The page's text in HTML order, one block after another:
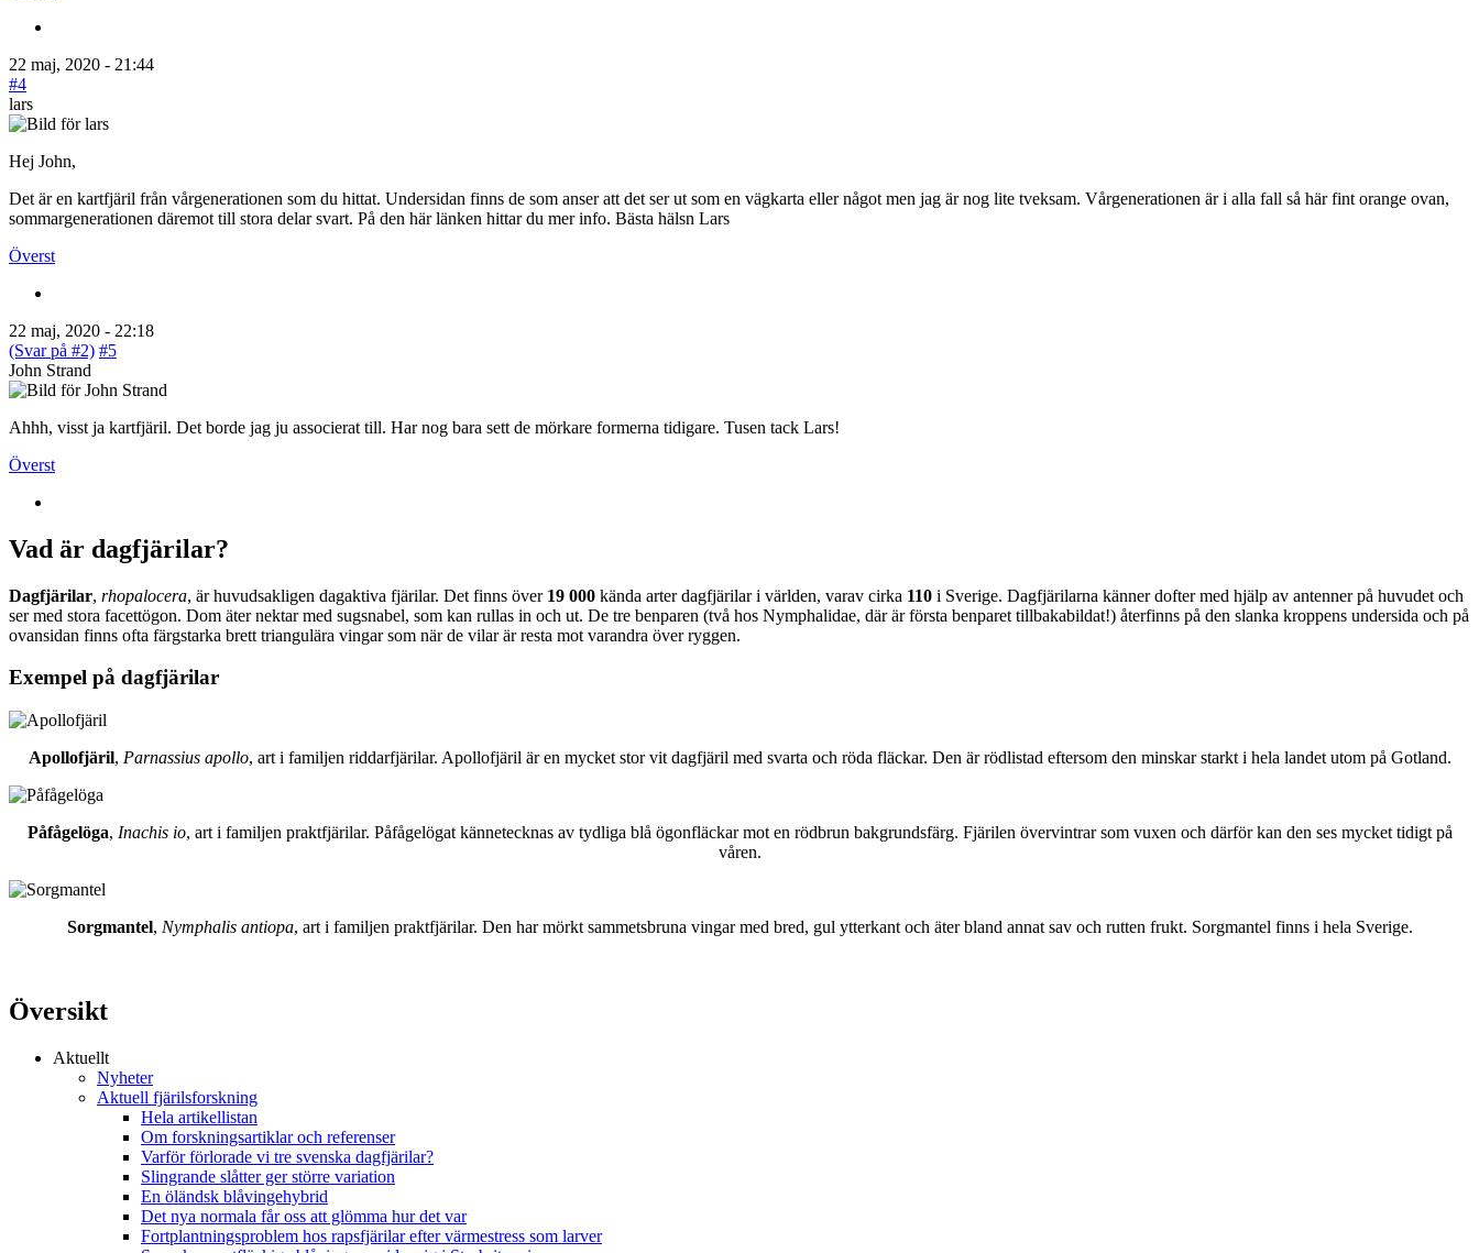
22 maj, 2020 - 21:44
#4
lars
Hej John,
Det är en kartfjäril från vårgenerationen som du hittat. Undersidan finns de som anser att det ser ut som en vägkarta eller något men jag är nog lite tveksam. Vårgenerationen är i alla fall så här fint orange ovan,
sommargenerationen däremot till stora delar svart. På den här länken hittar du mer info. Bästa hälsn Lars
Överst
22 maj, 2020 - 22:18
(Svar på #2) #5
John Strand
Ahhh, visst ja kartfjäril. Det borde jag ju associerat till. Har nog bara sett de mörkare formerna tidigare. Tusen tack Lars!
Överst
Vad är dagfjärilar?
Dagfjärilar, rhopalocera, är huvudsakligen dagaktiva fjärilar. Det finns över 19 000 kända arter dagfjärilar i världen, varav cirka 110 i Sverige. Dagfjärilarna känner dofter med hjälp av antenner på huvudet och
ser med stora facettögon. Dom äter nektar med sugsnabel, som kan rullas in och ut. De tre benparen (två hos Nymphalidae, där är första benparet tillbakabildat!) återfinns på den slanka kroppens undersida och på
ovansidan finns ofta färgstarka brett triangulära vingar som när de vilar är resta mot varandra över ryggen.
Exempel på dagfjärilar
Apollofjäril, Parnassius apollo, art i familjen riddarfjärilar. Apollofjäril är en mycket stor vit dagfjäril med svarta och röda fläckar. Den är rödlistad eftersom den minskar starkt i hela landet utom på Gotland.
Påfågelöga, Inachis io, art i familjen praktfjärilar. Påfågelögat kännetecknas av tydliga blå ögonfläckar mot en rödbrun bakgrundsfärg. Fjärilen övervintrar som vuxen och därför kan den ses mycket tidigt på
våren.
Sorgmantel, Nymphalis antiopa, art i familjen praktfjärilar. Den har mörkt sammetsbruna vingar med bred, gul ytterkant och äter bland annat sav och rutten frukt. Sorgmantel finns i hela Sverige.
Översikt
Aktuellt
Nyheter
Aktuell fjärilsforskning
Hela artikellistan
Om forskningsartiklar och referenser
Varför förlorade vi tre svenska dagfjärilar?
Slingrande slåtter ger större variation
En öländsk blåvingehybrid
Det nya normala får oss att glömma hur det var
Fortplantningsproblem hos rapsfjärilar efter värmestress som larver